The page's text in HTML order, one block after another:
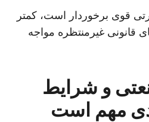
قوی برخوردار است، کمتر
قانونی غیرمنتظره مواجه
و شرایط
مهم است